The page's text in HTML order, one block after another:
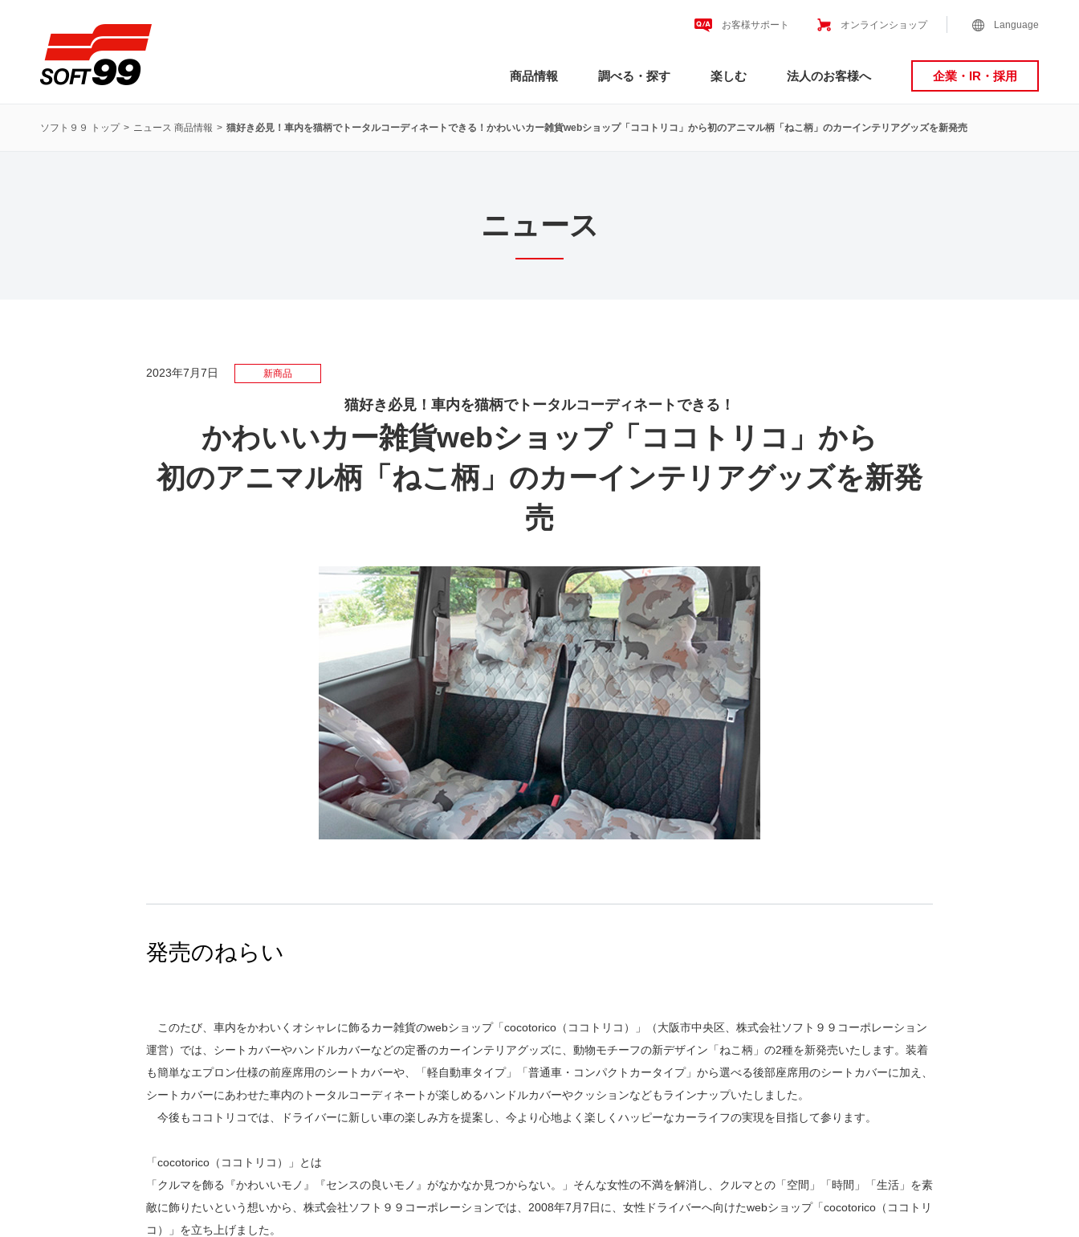
お客様サポート オンラインショップ Language
商品情報 調べる・探す 楽しむ 法人のお客様へ 企業・IR・採用
ソフト９９ トップ ニュース 商品情報 猫好き必見！車内を猫柄でトータルコーディネートできる！かわいいカー雑貨webショップ「ココトリコ」から初のアニマル柄「ねこ柄」のカーインテリアグッズを新発売
ニュース
2023年7月7日 新商品
猫好き必見！車内を猫柄でトータルコーディネートできる！
かわいいカー雑貨webショップ「ココトリコ」から
初のアニマル柄「ねこ柄」のカーインテリアグッズを新発
売
発売のねらい
このたび、車内をかわいくオシャレに飾るカー雑貨のwebショップ「cocotorico（ココトリコ）」（大阪市中央区、株式会社ソフト９９コーポレーション
運営）では、シートカバーやハンドルカバーなどの定番のカーインテリアグッズに、動物モチーフの新デザイン「ねこ柄」の2種を新発売いたします。装着
も簡単なエプロン仕様の前座席用のシートカバーや、「軽自動車タイプ」「普通車・コンパクトカータイプ」から選べる後部座席用のシートカバーに加え、
シートカバーにあわせた車内のトータルコーディネートが楽しめるハンドルカバーやクッションなどもラインナップいたしました。
今後もココトリコでは、ドライバーに新しい車の楽しみ方を提案し、今より心地よく楽しくハッピーなカーライフの実現を目指して参ります。
「cocotorico（ココトリコ）」とは
「クルマを飾る『かわいいモノ』『センスの良いモノ』がなかなか見つからない。」そんな女性の不満を解消し、クルマとの「空間」「時間」「生活」を素
敵に飾りたいという想いから、株式会社ソフト９９コーポレーションでは、2008年7月7日に、女性ドライバーへ向けたwebショップ「cocotorico（ココトリ
コ）」を立ち上げました。